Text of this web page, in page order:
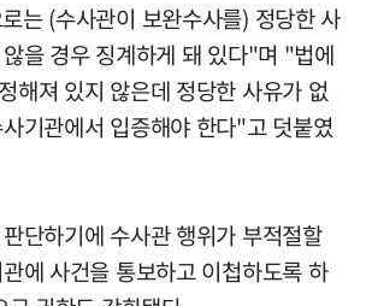
는 (수사관이 보완수사를) 정당한 사
을 경우 징계하게 돼 있다"며 "법에
해져 있지 않은데 정당한 사유가 없
기관에서 입증해야 한다"고 덧붙였
단하기에 수사관 행위가 부적절할
에 사건을 통보하고 이첩하도록 하